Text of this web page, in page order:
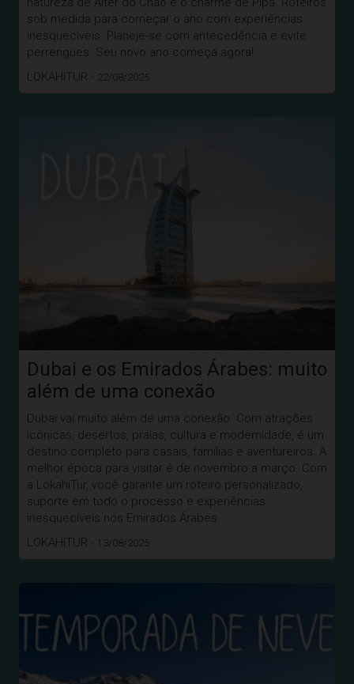
sob medida para começar o ano com experiências
inesquecíveis. Planeje-se com antecedência e evite
perrengues. Seu novo ano começa agora!
LOKAHITUR - 22/08/2025
Dubai e os Emirados Árabes: muito
além de uma conexão
Dubai vai muito além de uma conexão. Com atrações
icônicas, desertos, praias, cultura e modernidade, é um
destino completo para casais, famílias e aventureiros. A
melhor época para visitar é de novembro a março. Com
a LokahiTur, você garante um roteiro personalizado,
suporte em todo o processo e experiências
inesquecíveis nos Emirados Árabes.
LOKAHITUR - 13/08/2025